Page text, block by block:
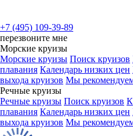
+7 (495) 109-39-89
перезвоните мне
Морские круизы
Морские круизы Поиск круизов
плавания Календарь низких цен
выхода круизов Мы
Речные круизы
Речные круизы Поиск круизов
плавания Календарь низких цен
выхода круизов Мы